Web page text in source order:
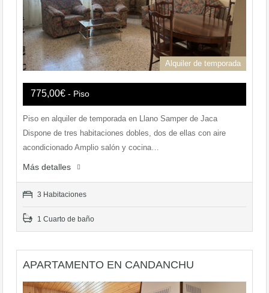
Alquiler de temporada
775,00€ - Piso
Piso en alquiler de temporada en Llano Samper de Jaca
Dispone de tres habitaciones dobles, dos de ellas con aire
acondicionado Amplio salón y cocina…
Más detalles
3 Habitaciones
1 Cuarto de baño
APARTAMENTO EN CANDANCHU